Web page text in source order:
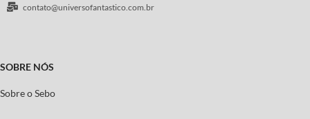
contato@universofantastico.com.br
SOBRE NÓS
Sobre o Sebo